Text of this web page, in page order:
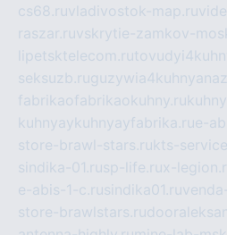
cs68.ruvladivostok-map.ru
raszar.ruvskrytie-zamkov-
lipetsktelecom.ru
seksuzb.ru
fabrikaofabrikaokuhny.ru
kuhnyaykuhnyayfabrika.rue-
store-brawl-stars.rukts-
sindika-01.rusp-life.rux-
e-abis-1-c.rusindika01.ru
store-brawlstars.ru